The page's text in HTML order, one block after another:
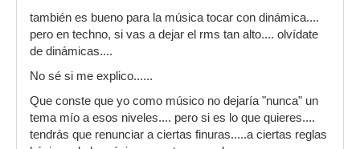
también es bueno para la música tocar con dinámica....
pero en techno, si vas a dejar el rms tan alto.... olvídate
de dinámicas....
No sé si me explico......
Que conste que yo como músico no dejaría "nunca" un
tema mío a esos niveles.... pero si es lo que quieres....
tendrás que renunciar a ciertas finuras.....a ciertas reglas